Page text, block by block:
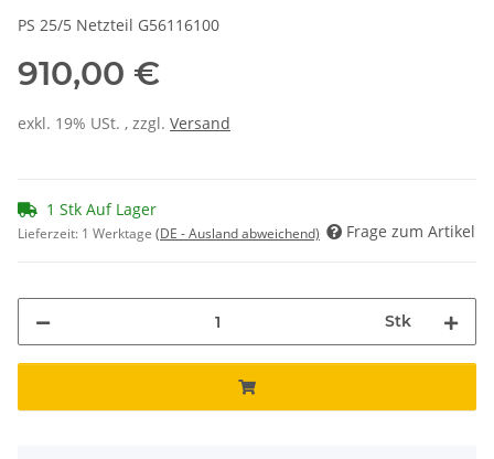
PS 25/5 Netzteil G56116100
910,00 €
exkl. 19% USt. , zzgl. Versand
1 Stk Auf Lager
Lieferzeit: 1 Werktage (DE - Ausland abweichend) Frage zum Artikel
Stk